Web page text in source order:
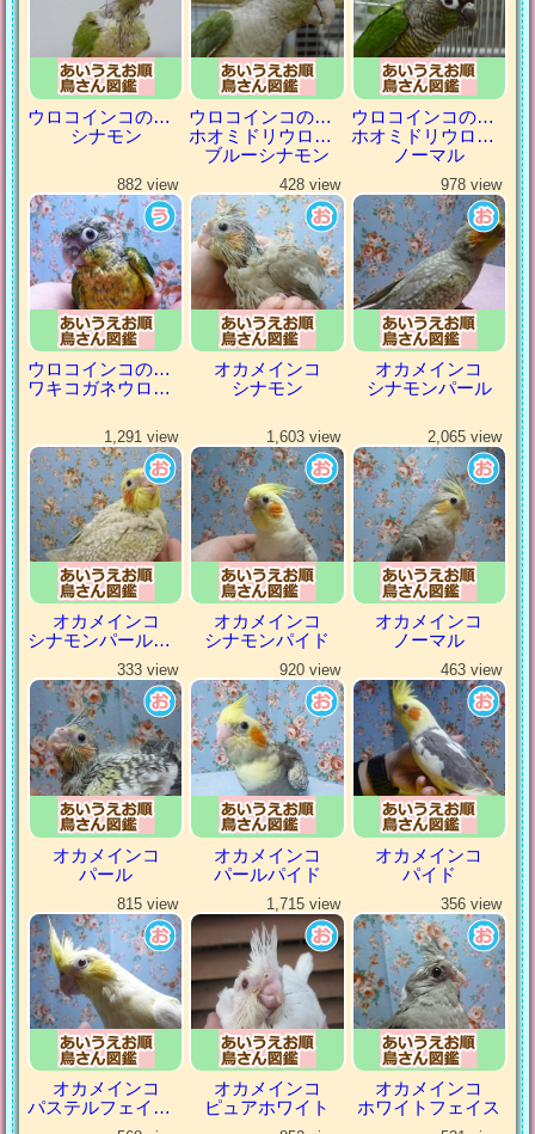
ウロコインコの仲間
シナモン
ウロコインコの仲間
ホオミドリウロコインコ
ブルーシナモン
ウロコインコの仲間
ホオミドリウロコインコ
ノーマル
882 view
ウロコインコの仲間
ワキコガネウロコインコ
428 view
オカメインコ
シナモン
978 view
オカメインコ
シナモンパール
1,291 view
オカメインコ
シナモンパールパイド
1,603 view
オカメインコ
シナモンパイド
2,065 view
オカメインコ
ノーマル
333 view
オカメインコ
パール
920 view
オカメインコ
パールパイド
463 view
オカメインコ
パイド
815 view
オカメインコ
パステルフェイスルチノー
1,715 view
オカメインコ
ピュアホワイト
356 view
オカメインコ
ホワイトフェイス